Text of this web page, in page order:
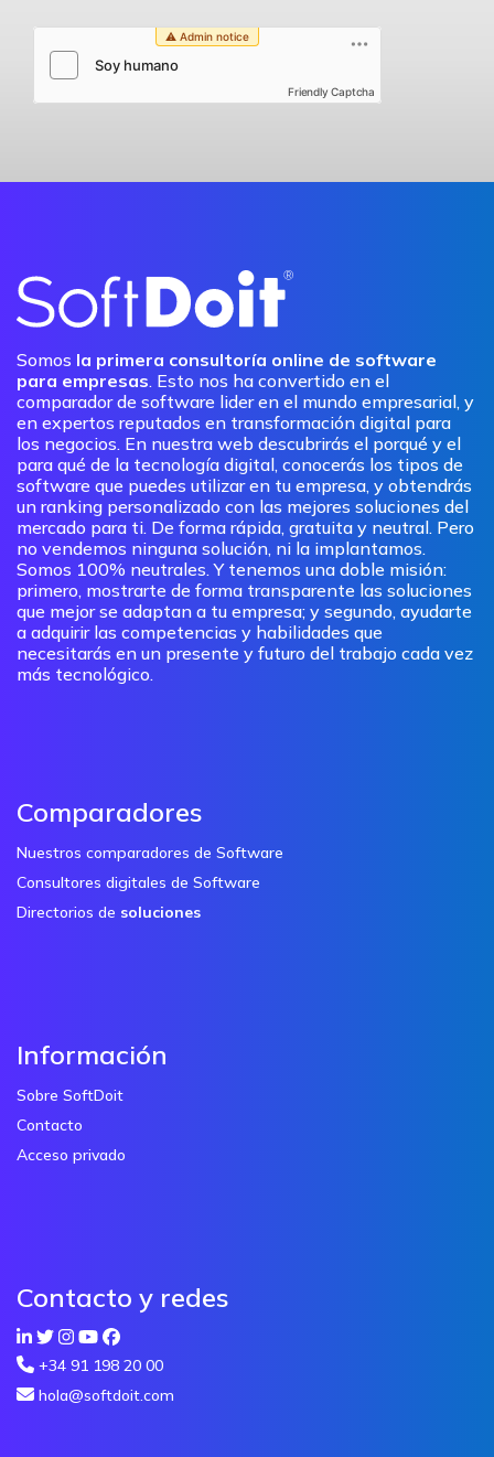
Friendly Captcha
Somos la primera consultoría online de software
para empresas. Esto nos ha convertido en el
comparador de software lider en el mundo empresarial, y
en expertos reputados en transformación digital para
los negocios. En nuestra web descubrirás el porqué y el
para qué de la tecnología digital, conocerás los tipos de
software que puedes utilizar en tu empresa, y obtendrás
un ranking personalizado con las mejores soluciones del
mercado para ti. De forma rápida, gratuita y neutral. Pero
no vendemos ninguna solución, ni la implantamos.
Somos 100% neutrales. Y tenemos una doble misión:
primero, mostrarte de forma transparente las soluciones
que mejor se adaptan a tu empresa; y segundo, ayudarte
a adquirir las competencias y habilidades que
necesitarás en un presente y futuro del trabajo cada vez
más tecnológico.
Comparadores
Nuestros comparadores de Software
Consultores digitales de Software
Directorios de soluciones
Información
Sobre SoftDoit
Contacto
Acceso privado
Contacto y redes
+34 91 198 20 00
hola@softdoit.com